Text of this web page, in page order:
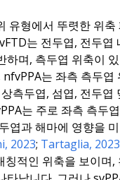
유형에서 뚜렷한 위축
는 전두엽, 전두엽
하며, 측두엽 위축이
nfvPPA는 좌측 측두엽
측두엽, 섬엽, 전두엽
는 주로 좌측 측두
엽과 해마에 영향을
2023; Tartaglia, 2023
칭적인 위축을 보이며,